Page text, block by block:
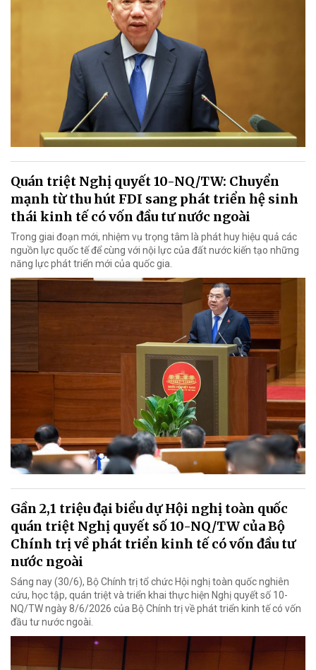
Quán triệt Nghị quyết 10-NQ/TW: Chuyển
mạnh từ thu hút FDI sang phát triển hệ sinh
thái kinh tế có vốn đầu tư nước ngoài
Trong giai đoạn mới, nhiệm vụ trọng tâm là phát huy hiệu quả các
nguồn lực quốc tế để cùng với nội lực của đất nước kiến tạo những
năng lực phát triển mới của quốc gia.
Gần 2,1 triệu đại biểu dự Hội nghị toàn quốc
quán triệt Nghị quyết số 10-NQ/TW của Bộ
Chính trị về phát triển kinh tế có vốn đầu tư
nước ngoài
Sáng nay (30/6), Bộ Chính trị tổ chức Hội nghị toàn quốc nghiên
cứu, học tập, quán triệt và triển khai thực hiện Nghị quyết số 10-
NQ/TW ngày 8/6/2026 của Bộ Chính trị về phát triển kinh tế có vốn
đầu tư nước ngoài.